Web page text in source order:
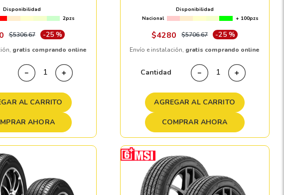
Disponibilidad
2pzs
$5306.67 -25 %
gratis comprando online
＋
－
AL CARRITO
AHORA
Disponibilidad
Nacional
+ 100pzs
$4280 $5706.67 -25 %
Envío e instalación, gratis comprando online
Cantidad ＋
－
AGREGAR AL CARRITO
COMPRAR AHORA